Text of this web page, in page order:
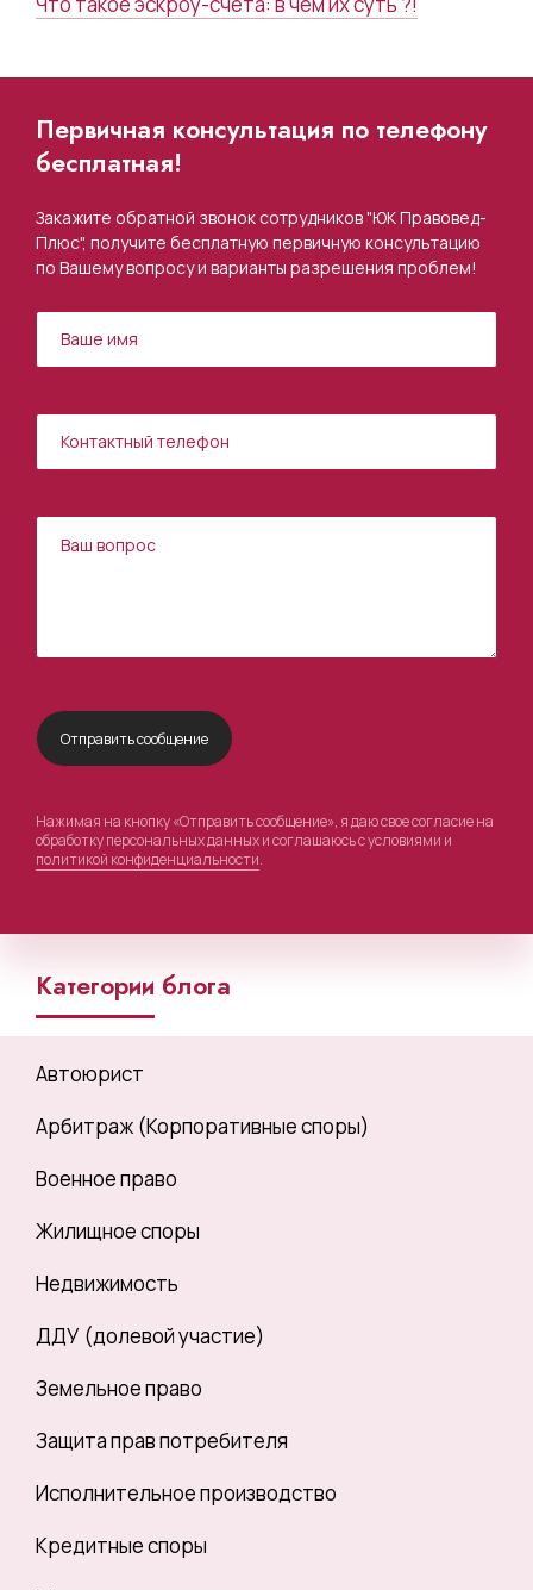
Первичная консультация по телефону
бесплатная!
Закажите обратной звонок сотрудников "ЮК Правовед-
Плюс", получите бесплатную первичную консультацию
по Вашему вопросу и варианты разрешения проблем!
Нажимая на кнопку «Отправить сообщение», я даю свое согласие на
обработку персональных данных и соглашаюсь с условиями и
политикой конфиденциальности.
Категории блога
Автоюрист
Арбитраж (Корпоративные споры)
Военное право
Жилищное споры
Недвижимость
ДДУ (долевой участие)
Земельное право
Защита прав потребителя
Исполнительное производство
Кредитные споры